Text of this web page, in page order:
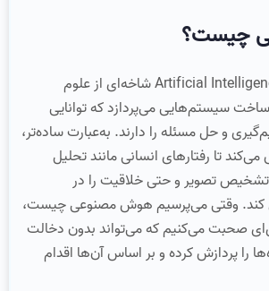
چیست؟
هوش مصنوعی یا Artificial Intelligence شاخه‌ای از علوم
سیستم‌هایی می‌پردازد که توانایی
و حل مسئله را دارند. به‌عبارت ساده‌تر،
تا رفتارهای انسانی مانند تحلیل
تشخیص تصویر و حتی خلاقیت را در
کند. وقتی می‌پرسیم هوش مصنوعی چیست،
صحبت می‌کنیم که می‌تواند بدون دخالت
را پردازش کرده و بر اساس آن‌ها اقدام